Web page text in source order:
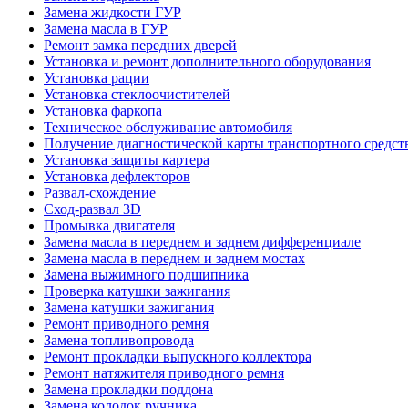
Замена жидкости ГУР
Замена масла в ГУР
Ремонт замка передних дверей
Установка и ремонт дополнительного оборудования
Установка рации
Установка стеклоочистителей
Установка фаркопа
Техническое обслуживание автомобиля
Получение диагностической карты транспортного
Установка защиты картера
Установка дефлекторов
Развал-схождение
Сход-развал 3D
Промывка двигателя
Замена масла в переднем и заднем дифференциале
Замена масла в переднем и заднем мостах
Замена выжимного подшипника
Проверка катушки зажигания
Замена катушки зажигания
Ремонт приводного ремня
Замена топливопровода
Ремонт прокладки выпускного коллектора
Ремонт натяжителя приводного ремня
Замена прокладки поддона